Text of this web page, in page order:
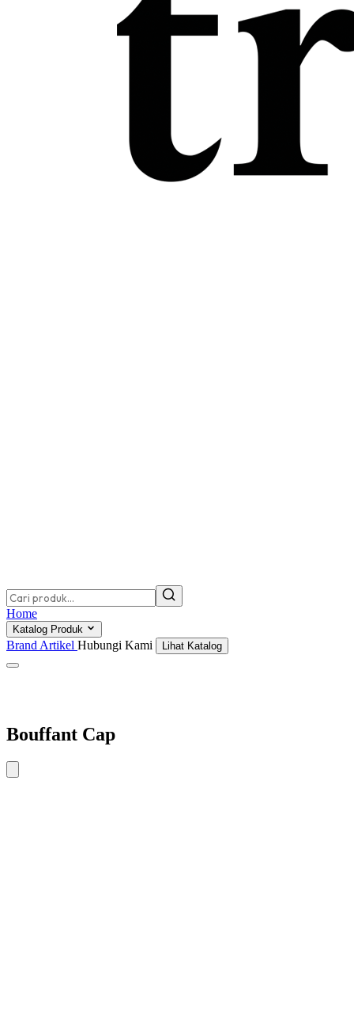
Home
Katalog Produk
Brand Artikel Hubungi Kami Lihat Katalog
Bouffant Cap